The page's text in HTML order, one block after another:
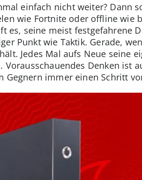
einfach nicht weiter? Dann
wie Fortnite oder offline wie
es, seine meist festgefahrene
Punkt wie Taktik. Gerade,
Jedes Mal aufs Neue seine
Vorausschauendes Denken ist
Gegnern immer einen Schritt